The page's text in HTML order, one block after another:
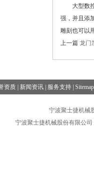
大型数控
强，并且添
雕刻也可以
上一篇 龙门
资质 新闻资讯 服务支持 Sitemap
宁波聚士捷机械
宁波聚士捷机械股份有限公司